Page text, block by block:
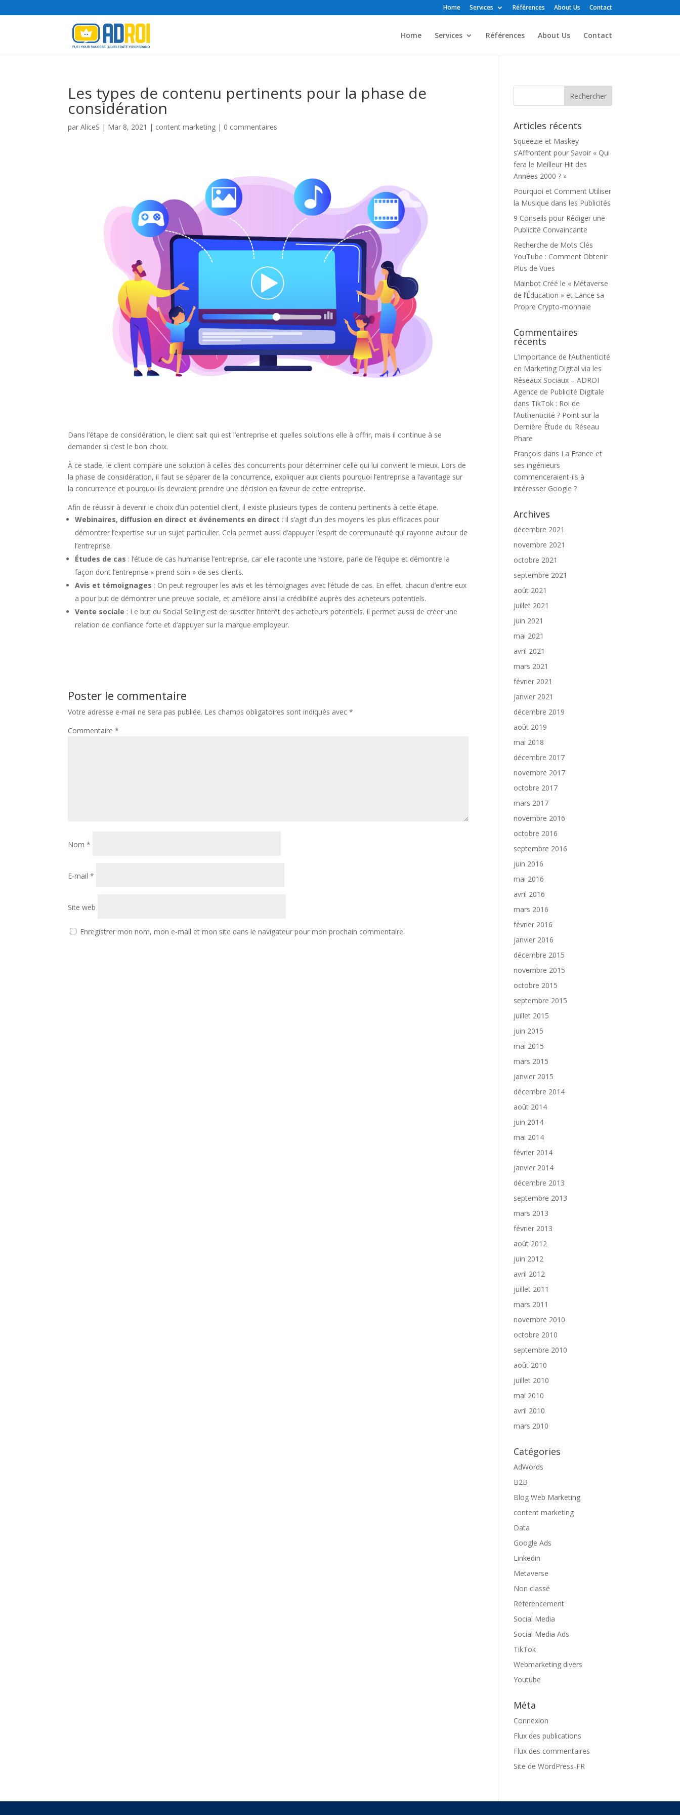
Home Services Références About Us Contact
Home Services Références About Us Contact
Les types de contenu pertinents pour la phase de
considération
parAliceS | Mar 8, 2021 | content marketing | 0 commentaires
Dans l’étape de considération, le client sait qui est l’entreprise et quelles solutions elle à offrir, mais il continue à se
demander si c’est le bon choix.
À ce stade, le client compare une solution à celles des concurrents pour déterminer celle qui lui convient le mieux. Lors de
la phase de considération, il faut se séparer de la concurrence, expliquer aux clients pourquoi l’entreprise a l’avantage sur
la concurrence et pourquoi ils devraient prendre une décision en faveur de cette entreprise.
Afin de réussir à devenir le choix d’un potentiel client, il existe plusieurs types de contenu pertinents à cette étape.
Webinaires, diffusion en direct et événements en direct : il s’agit d’un des moyens les plus efficaces pour
démontrer l’expertise sur un sujet particulier. Cela permet aussi d’appuyer l’esprit de communauté qui rayonne autour de
l’entreprise.
Études de cas : l’étude de cas humanise l’entreprise, car elle raconte une histoire, parle de l’équipe et démontre la
façon dont l’entreprise « prend soin » de ses clients.
Avis et témoignages : On peut regrouper les avis et les témoignages avec l’étude de cas. En effet, chacun d’entre eux
a pour but de démontrer une preuve sociale, et améliore ainsi la crédibilité auprès des acheteurs potentiels.
Vente sociale : Le but du Social Selling est de susciter l’intérêt des acheteurs potentiels. Il permet aussi de créer une
relation de confiance forte et d’appuyer sur la marque employeur.
Poster le commentaire
Votre adresse e-mail ne sera pas publiée. Les champs obligatoires sont indiqués avec*
Commentaire*
Nom*
E-mail*
Site web
Enregistrer mon nom, mon e-mail et mon site dans le navigateur pour mon prochain commentaire.
Articles récents
Squeezie et Maskey
s’Affrontent pour Savoir « Qui
fera le Meilleur Hit des
Années 2000 ? »
Pourquoi et Comment Utiliser
la Musique dans les Publicités
9 Conseils pour Rédiger une
Publicité Convaincante
Recherche de Mots Clés
YouTube : Comment Obtenir
Plus de Vues
Mainbot Créé le « Métaverse
de l’Éducation » et Lance sa
Propre Crypto-monnaie
Commentaires
récents
L’Importance de l’Authenticité
en Marketing Digital via les
Réseaux Sociaux – ADROI
Agence de Publicité Digitale
dans TikTok : Roi de
l’Authenticité ? Point sur la
Dernière Étude du Réseau
Phare
François dans La France et
ses ingénieurs
commenceraient-ils à
intéresser Google ?
Archives
décembre 2021
novembre 2021
octobre 2021
septembre 2021
août 2021
juillet 2021
juin 2021
mai 2021
avril 2021
mars 2021
février 2021
janvier 2021
décembre 2019
août 2019
mai 2018
décembre 2017
novembre 2017
octobre 2017
mars 2017
novembre 2016
octobre 2016
septembre 2016
juin 2016
mai 2016
avril 2016
mars 2016
février 2016
janvier 2016
décembre 2015
novembre 2015
octobre 2015
septembre 2015
juillet 2015
juin 2015
mai 2015
mars 2015
janvier 2015
décembre 2014
août 2014
juin 2014
mai 2014
février 2014
janvier 2014
décembre 2013
septembre 2013
mars 2013
février 2013
août 2012
juin 2012
avril 2012
juillet 2011
mars 2011
novembre 2010
octobre 2010
septembre 2010
août 2010
juillet 2010
mai 2010
avril 2010
mars 2010
Catégories
AdWords
B2B
Blog Web Marketing
content marketing
Data
Google Ads
Linkedin
Metaverse
Non classé
Référencement
Social Media
Social Media Ads
TikTok
Webmarketing divers
Youtube
Méta
Connexion
Flux des publications
Flux des commentaires
Site de WordPress-FR